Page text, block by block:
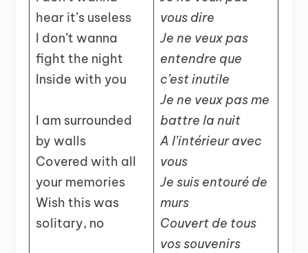
hear it’s useless
I don’t wanna
fight the night
Inside with you
I am surrounded
by walls
Covered with all
your memories
Wish this was
solitary, no
vous dire
Je ne veux pas
entendre que
c’est inutile
Je ne veux pas me
battre la nuit
A l’intérieur avec
vous
Je suis entouré de
murs
Couvert de tous
vos souvenirs